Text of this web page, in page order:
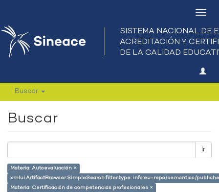
Buscar
Buscar
Ir
Materia: Autoevaluación ×
xmlui.ArtifactBrowser.SimpleSearch.filter.type: info:eu-repo/semantics/
Materia: Certificación de competencias profesionales ×